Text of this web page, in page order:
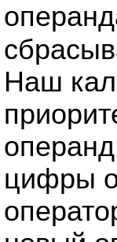
Наш
цифры